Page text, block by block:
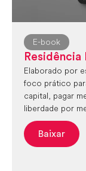
E-book
Elaborado por
foco prático
capital, pagar
liberdade por
Baixar